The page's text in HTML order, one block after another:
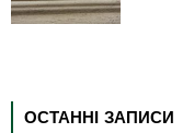
ОСТАННІ ЗАПИСИ